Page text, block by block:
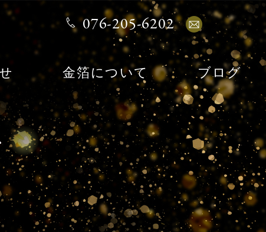
金箔について ブログ
076-205-6202